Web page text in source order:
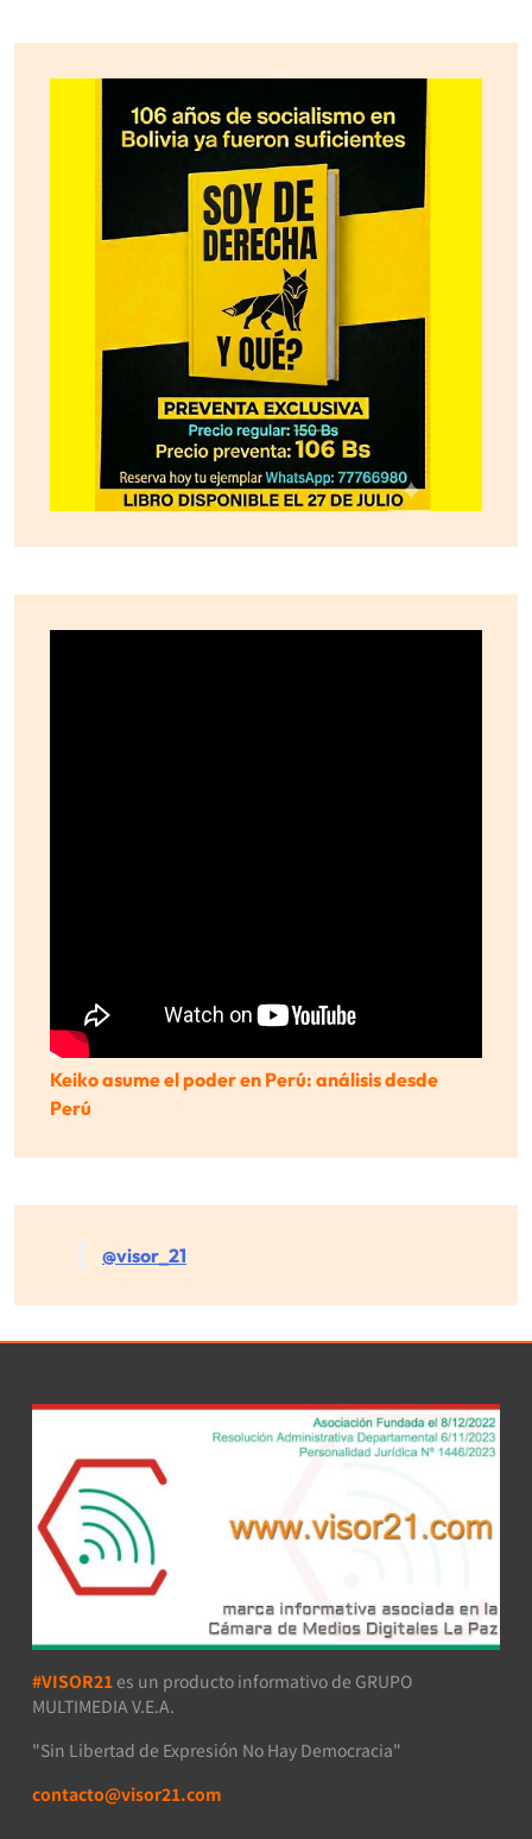
Keiko asume el poder en Perú: análisis desde
Perú
@visor_21
#VISOR21 es un producto informativo de GRUPO
MULTIMEDIA V.E.A.
"Sin Libertad de Expresión No Hay Democracia"
contacto@visor21.com